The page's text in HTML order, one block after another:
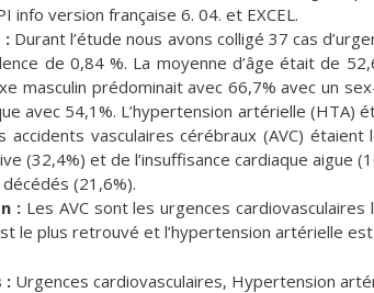
info version française 6. 04. et EXCEL.
: Durant l’étude nous avons colligé 37 cas
de 0,84 %. La moyenne d’âge était de
masculin prédominait avec 66,7% avec un
avec 54,1%. L’hypertension artérielle
accidents vasculaires cérébraux (AVC)
(32,4%) et de l’insuffisance cardiaque aigue
(21,6%).
:Les AVC sont les urgences
le plus retrouvé et l’hypertension artérielle
: Urgences cardiovasculaires, Hypertension